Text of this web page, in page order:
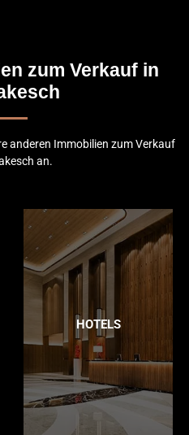
zum Verkauf in
anderen Immobilien zum Verkauf
an.
HOTELS